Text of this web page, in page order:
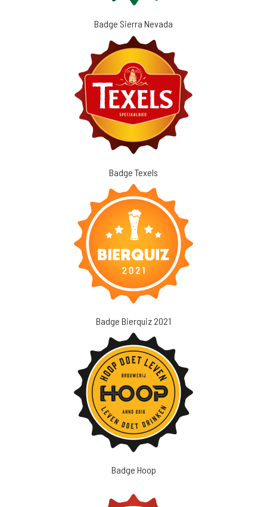
Badge Sierra Nevada
Badge Texels
Badge Bierquiz 2021
Badge Hoop